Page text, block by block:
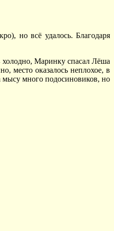
но всё удалось. Благодаря
Маринку спасал Лёша
место оказалось неплохое, в
мысу много подосиновиков, но